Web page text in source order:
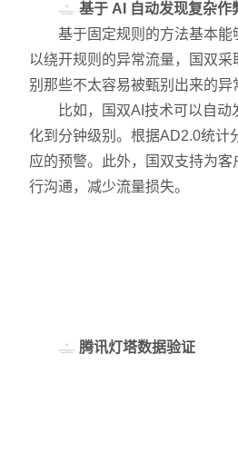
基于 AI 自动发现复杂作
基于固定规则的方法基本
以绕开规则的异常流量，国双
别那些不太容易被甄别出来的异
比如，国双AI技术可以自
化到分钟级别。根据AD2.0统计
应的预警。此外，国双支持为
行沟通，减少流量损失。
腾讯灯塔数据验证